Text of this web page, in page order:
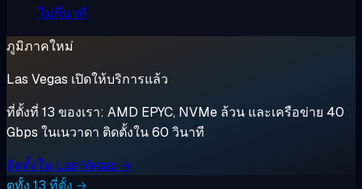
ไม่กี่นาที
ภูมิภาคใหม่
Las Vegas เปิดให้บริการแล้ว
ที่ตั้งที่ 13 ของเรา: AMD EPYC, NVMe ล้วน และเครือข่าย 40
Gbps ในเนวาดา ติดตั้งใน 60 วินาที
ติดตั้งใน Las Vegas →
ดูทั้ง 13 ที่ตั้ง →